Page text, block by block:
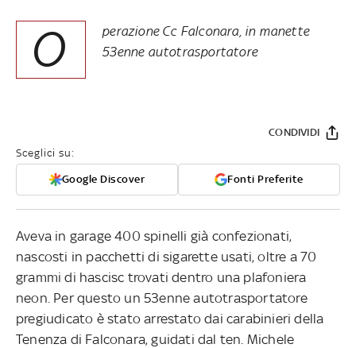
O
perazione Cc Falconara, in manette
53enne autotrasportatore
Sceglici su:
Google Discover Fonti Preferite
CONDIVIDI
Aveva in garage 400 spinelli già confezionati,
nascosti in pacchetti di sigarette usati, oltre a 70
grammi di hascisc trovati dentro una plafoniera
neon. Per questo un 53enne autotrasportatore
pregiudicato è stato arrestato dai carabinieri della
Tenenza di Falconara, guidati dal ten. Michele